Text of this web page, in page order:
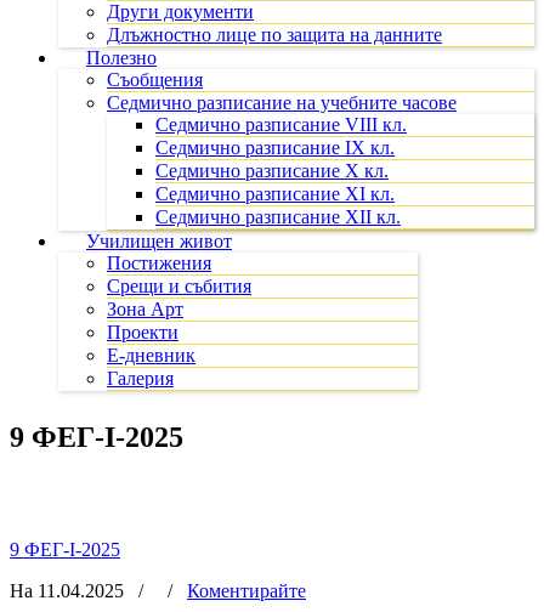
Други документи
Длъжностно лице по защита на данните
Полезно
Съобщения
Седмично разписание на учебните часове
Седмично разписание VIII кл.
Седмично разписание IX кл.
Седмично разписание X кл.
Седмично разписание XI кл.
Седмично разписание XII кл.
Училищен живот
Постижения
Срещи и събития
Зона Арт
Проекти
Е-дневник
Галерия
9 ФЕГ-I-2025
9 ФЕГ-I-2025
На 11.04.2025
/ / Коментирайте